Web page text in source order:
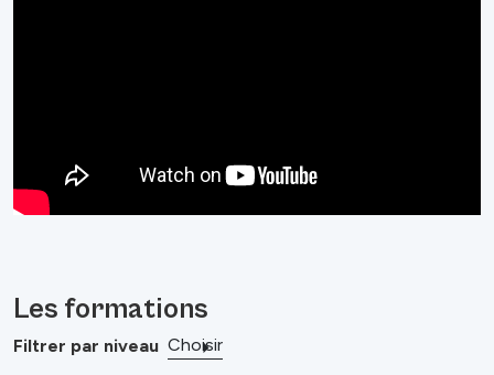
Les formations
Filtrer par niveau Choisir